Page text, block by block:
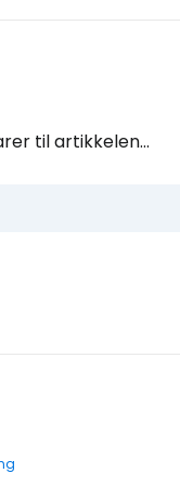
til artikkelen...